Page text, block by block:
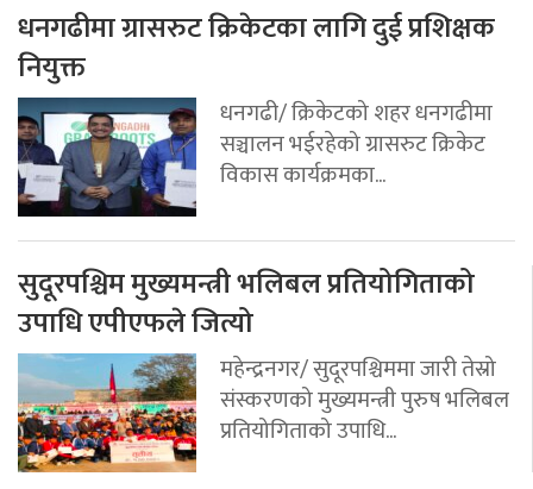
धनगढीमा ग्रासरुट क्रिकेटका लागि दुई प्रशिक्षक
नियुक्त
धनगढी/ क्रिकेटको शहर धनगढीमा
सञ्चालन भईरहेको ग्रासरुट क्रिकेट
विकास कार्यक्रमका...
सुदूरपश्चिम मुख्यमन्त्री भलिबल प्रतियोगिताको
उपाधि एपीएफले जित्यो
महेन्द्रनगर/ सुदूरपश्चिममा जारी तेस्रो
संस्करणको मुख्यमन्त्री पुरुष भलिबल
प्रतियोगिताको उपाधि...